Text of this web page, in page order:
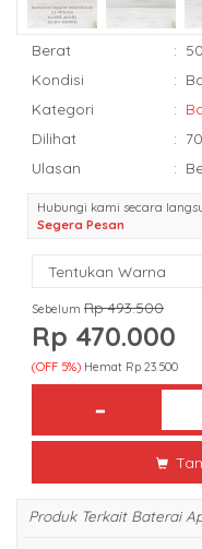
Berat :
Kondisi
:
Kategori
:
Dilihat
:
Ulasan
:
Hubungi kami secara
Segera Pesan
Sebelum Rp 493.500
Rp 470.000
(OFF 5%) Hemat Rp 23.500
Produk Terkait Baterai